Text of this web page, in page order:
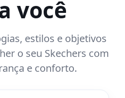
você
estilos e objetivos
o seu Skechers com
e conforto.